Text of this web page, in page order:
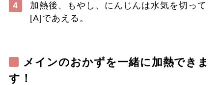
4
加熱後、もやし、にんじんは水気を切って
[A]であえる。
メインのおかずを一緒に加熱できま
す！